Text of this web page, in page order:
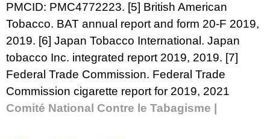
PMCID: PMC4772223. [5] British American
Tobacco. BAT annual report and form 20-F 2019,
2019. [6] Japan Tobacco International. Japan
tobacco Inc. integrated report 2019, 2019. [7]
Federal Trade Commission. Federal Trade
Commission cigarette report for 2019, 2021
Comité National Contre le Tabagisme |